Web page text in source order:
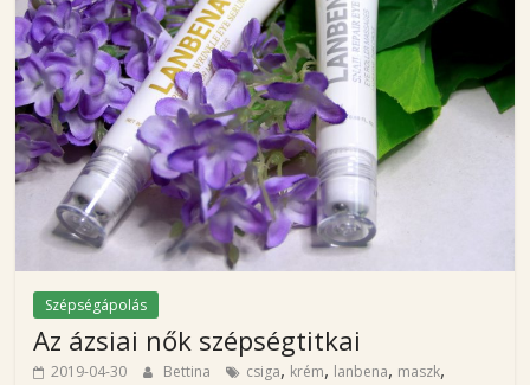
d
i
v
a
t
b
l
j
Szépségápolás
Az ázsiai nők szépségtitkai
2019-04-30 Bettina csiga, krém, lanbena, maszk,